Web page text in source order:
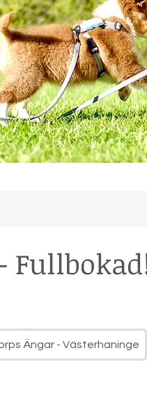
Ängar - Västerhaninge